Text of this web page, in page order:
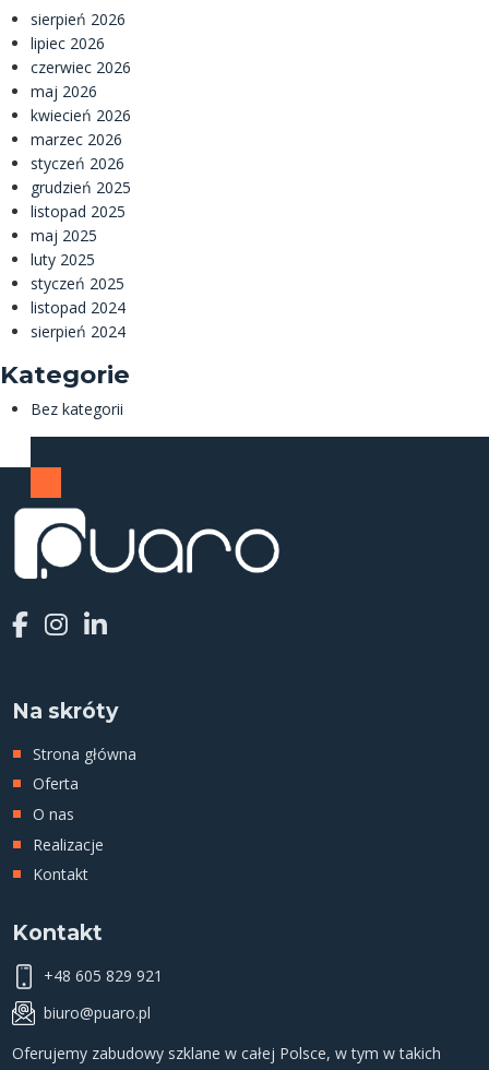
sierpień 2026
lipiec 2026
czerwiec 2026
maj 2026
kwiecień 2026
marzec 2026
styczeń 2026
grudzień 2025
listopad 2025
maj 2025
luty 2025
styczeń 2025
listopad 2024
sierpień 2024
Kategorie
Bez kategorii
Na skróty
Strona główna
Oferta
O nas
Realizacje
Kontakt
Kontakt
+48 605 829 921
biuro@puaro.pl
Oferujemy zabudowy szklane w całej Polsce, w tym w takich